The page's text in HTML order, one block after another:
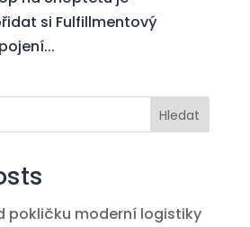
si Fulfillmentový
Hledat
pokličku moderní logistiky